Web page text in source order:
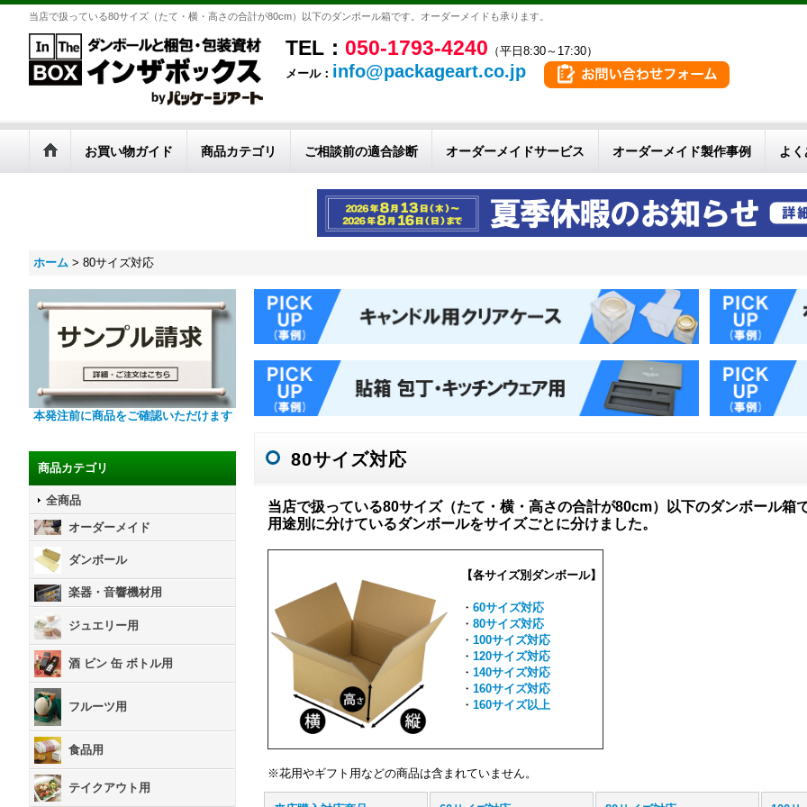
当店で扱っている80サイズ（たて・横・高さの合計が80cm）以下のダンボール箱です。オーダーメイドも承ります。
TEL： 050-1793-4240 （平日8:30～17:30）
メール： info@packageart.co.jp
お買い物ガイド 商品カテゴリ ご相談前の適合診断 オーダーメイドサービス オーダーメイド製作事例 よ
ホーム > 80サイズ対応
本発注前に商品をご確認いただけます
商品カテゴリ
全商品
オーダーメイド
ダンボール
楽器・音響機材用
ジュエリー用
酒 ビン 缶 ボトル用
フルーツ用
食品用
テイクアウト用
80サイズ対応
当店で扱っている80サイズ（たて・横・高さの合計が80cm）以下のダンボール箱
用途別に分けているダンボールをサイズごとに分けました。
【各サイズ別ダンボール】
・ 60サイズ対応
・ 80サイズ対応
・ 100サイズ対応
・ 120サイズ対応
・ 140サイズ対応
・ 160サイズ対応
・ 160サイズ以上
※花用やギフト用などの商品は含まれていません。